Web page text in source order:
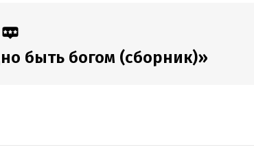
быть богом (сборник)»